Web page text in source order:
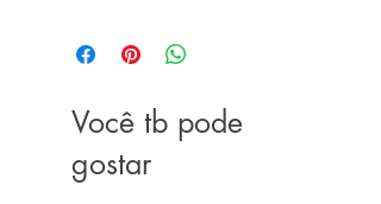
1ª edição (13 julho 2010)
Idioma ‏ : ‎ Português
ISBN-10 ‏ : ‎ 8577631249
ISBN-13 ‏ : ‎ 978-8577631247
Você tb pode
gostar